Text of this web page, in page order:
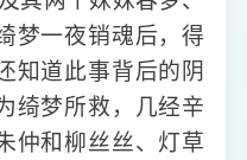
梦一夜销魂后，得
知道此事背后的阴
绮梦所救，几经辛
仲和柳丝丝、灯草